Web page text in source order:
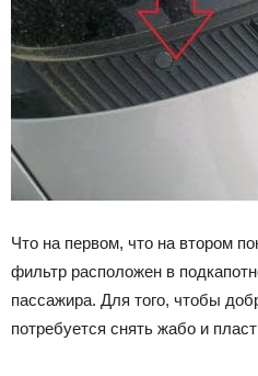
Что на первом, что на втором
фильтр расположен в
пассажира. Для того, чтобы
потребуется снять жабо и